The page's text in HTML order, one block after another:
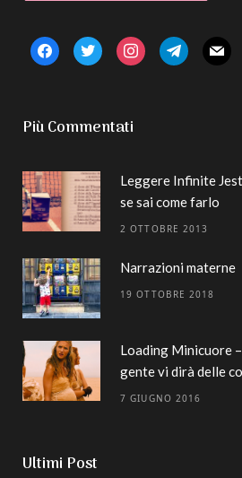
facebooktwitter instagramtelegrammail
Più Commentati
Leggere Infinite
se sai come farlo
2 OTTOBRE 2013
Narrazioni materne
19 OTTOBRE 2018
Loading Minicuore
gente vi dirà delle
7 GIUGNO 2016
Ultimi Post